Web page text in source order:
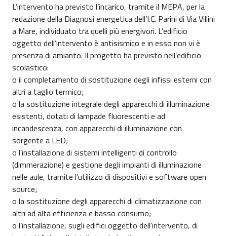
L’intervento ha previsto l’incarico, tramite il MEPA, per la
redazione della Diagnosi energetica dell’I.C. Parini di Via Villini
a Mare, individuato tra quelli più energivori. L’edificio
oggetto dell’intervento è antisismico e in esso non vi è
presenza di amianto. Il progetto ha previsto nell’edificio
scolastico:
o il completamento di sostituzione degli infissi esterni con
altri a taglio termico;
o la sostituzione integrale degli apparecchi di illuminazione
esistenti, dotati di lampade fluorescenti e ad
incandescenza, con apparecchi di illuminazione con
sorgente a LED;
o l’installazione di sistemi intelligenti di controllo
(dimmerazione) e gestione degli impianti di illuminazione
nelle aule, tramite l’utilizzo di dispositivi e software open
source;
o la sostituzione degli apparecchi di climatizzazione con
altri ad alta efficienza e basso consumo;
o l’installazione, sugli edifici oggetto dell’intervento, di